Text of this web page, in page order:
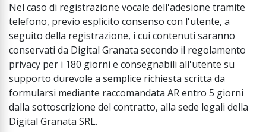
Nel caso di registrazione vocale dell'adesione tramite
telefono, previo esplicito consenso con l'utente, a
seguito della registrazione, i cui contenuti saranno
conservati da Digital Granata secondo il regolamento
privacy per i 180 giorni e consegnabili all'utente su
supporto durevole a semplice richiesta scritta da
formularsi mediante raccomandata AR entro 5 giorni
dalla sottoscrizione del contratto, alla sede legali della
Digital Granata SRL.